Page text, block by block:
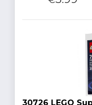
30726 LEGO